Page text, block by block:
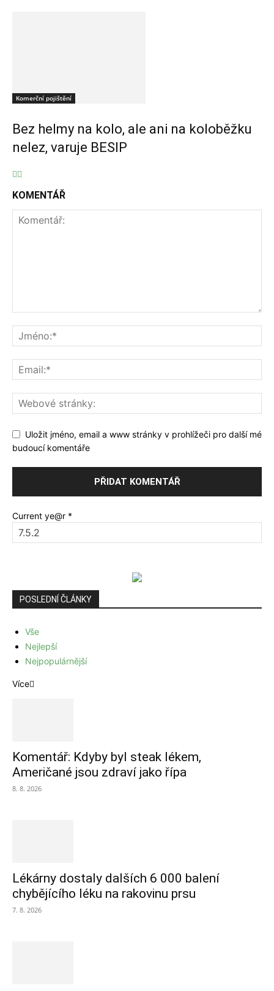
Komerční pojištění
Bez helmy na kolo, ale ani na koloběžku
nelez, varuje BESIP
KOMENTÁŘ
Uložit jméno, email a www stránky v prohlížeči pro další mé
budoucí komentáře
Current ye@r *
POSLEDNÍ ČLÁNKY
Vše
Nejlepší
Nejpopulárnější
Více
Komentář: Kdyby byl steak lékem,
Američané jsou zdraví jako řípa
8. 8. 2026
Lékárny dostaly dalších 6 000 balení
chybějícího léku na rakovinu prsu
7. 8. 2026